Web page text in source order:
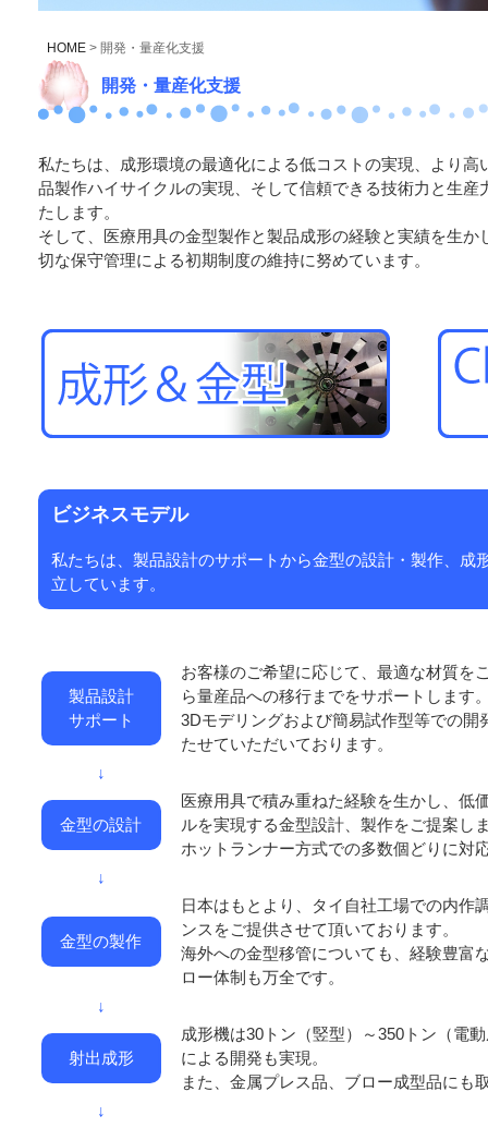
HOME > 開発・量産化支援
開発・量産化支援
私たちは、成形環境の最適化による低コストの実現、より
品製作ハイサイクルの実現、そして信頼できる技術力と生
たします。
そして、医療用具の金型製作と製品成形の経験と実績を生
切な保守管理による初期制度の維持に努めています。
ビジネスモデル
私たちは、製品設計のサポートから金型の設計・製作、成
立しています。
製品設計
サポート
お客様のご希望に応じて、最適な材質を
ら量産品への移行までをサポートします
3Dモデリングおよび簡易試作型等での
たせていただいております。
↓
金型の設計
医療用具で積み重ねた経験を生かし、低
ルを実現する金型設計、製作をご提案し
ホットランナー方式での多数個どりに対
↓
金型の製作
日本はもとより、タイ自社工場での内作
ンスをご提供させて頂いております。
海外への金型移管についても、経験豊富
ロー体制も万全です。
↓
射出成形
成形機は30トン（竪型）～350トン（電
による開発も実現。
また、金属プレス品、ブロー成型品にも
↓